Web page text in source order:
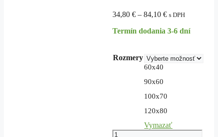
34,80€ – 84,10€Price
34,80 €
s DPH
Termín dodania 3-6 dní
Rozmery
60x40
90x60
100x70
120x80
Vymazať
množstvo